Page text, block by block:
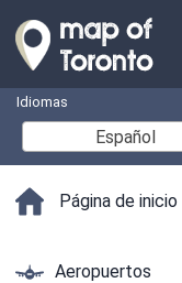
Idiomas
Español
Página de inicio
Aeropuertos